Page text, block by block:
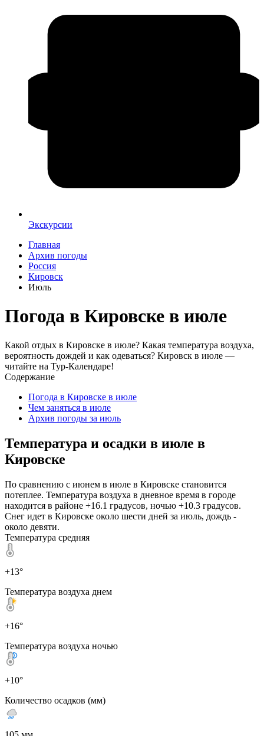
Экскурсии
Главная
Архив погоды
Россия
Кировск
Июль
Погода в Кировске в июле
Какой отдых в Кировске в июле? Какая температура воздуха,
вероятность дождей и как одеваться? Кировск в июле —
читайте на Тур-Календаре!
Содержание
Погода в Кировске в июле
Чем заняться в июле
Архив погоды за июль
Температура и осадки в июле в
Кировске
По сравнению с июнем в июле в Кировске становится
потеплее. Температура воздуха в дневное время в городе
находится в районе +16.1 градусов, ночью +10.3 градусов.
Снег идет в Кировске около шести дней за июль, дождь -
около девяти.
Температура средняя
+13°
Температура воздуха днем
+16°
Температура воздуха ночью
+10°
Количество осадков (мм)